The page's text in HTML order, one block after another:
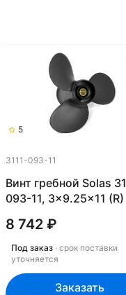
5
3111-093-11
Винт гребной Solas
093-11, 3x9.25x11 (R)
8 742 ₽
Под заказ · срок поставки
уточняется
Заказать